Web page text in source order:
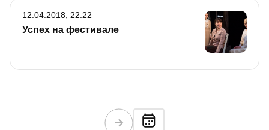
Успех на фестивале
12.04.2018, 22:22